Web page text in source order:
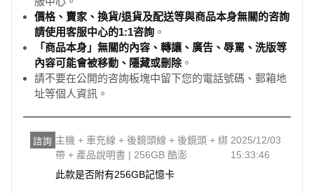
價格、賣家、換貨/退貨及配送等與商品本身無關的咨詢
請使用客服中心的1:1咨詢 。
「商品本身」無關的內容、轉讓、廣告、辱罵、洗版等
內容可能會被移動、隱藏或刪除。
請不要在公開的咨詢板塊中留下您的電話號碼、郵箱地
址等個人資訊。
諮詢 主機 + 車充線 + 後鏡頭線 + 後鏡頭 + 綁
帶 + 產品說明書 | 256GB 酷澎
2025/12/03
15:33:46
此款是否附有256GB記憶卡